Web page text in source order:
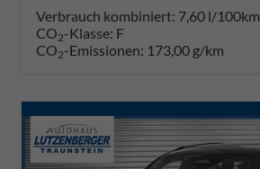
Verbrauch kombiniert: 7,60 l/100km
CO2-Klasse: F
CO2-Emissionen: 173,00 g/km